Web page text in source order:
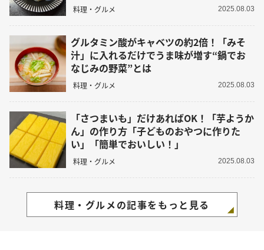
料理・グルメ 2025.08.03
グルタミン酸がキャベツの約2倍！「みそ
汁」に入れるだけでうま味が増す“鍋でお
なじみの野菜”とは
料理・グルメ 2025.08.03
「さつまいも」だけあればOK！「芋ようか
ん」の作り方「子どものおやつに作りた
い」「簡単でおいしい！」
料理・グルメ 2025.08.03
料理・グルメの記事をもっと見る